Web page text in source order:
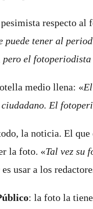
pesimista respecto al
puede tener al
el
medio llena: «
El
la noticia. El que
la foto. «Tal vez su
usar a los
: la foto la